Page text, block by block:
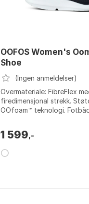
OOFOS Women's
Shoe
(Ingen anmeldelser)
Overmateriale: FibreFlex
firedimensjonal strekk.
OOfoam™ teknologi.
1 599,-